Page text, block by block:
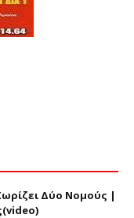
Δύο Νομούς |